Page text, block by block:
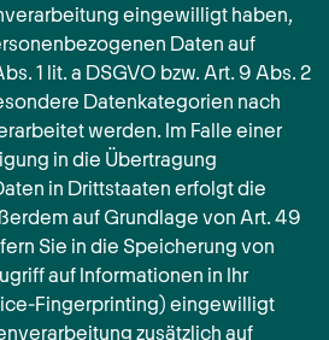
eingewilligt haben,
Daten auf
1 lit. a DSGVO bzw. Art. 9 Abs. 2
Datenkategorien nach
werden. Im Falle einer
in die Übertragung
in Drittstaaten erfolgt die
auf Grundlage von Art. 49
Sie in die Speicherung von
auf Informationen in Ihr
Fingerprinting) eingewilligt
zusätzlich auf